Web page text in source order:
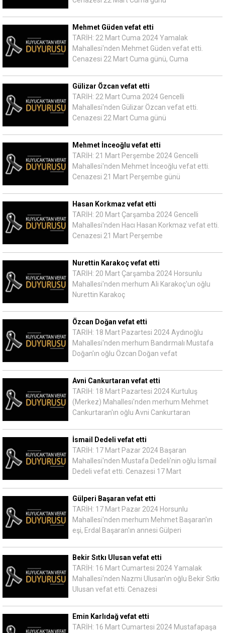
Mehmet Güden vefat etti
TARİH: 22 Mart Cuma 2024 Yamalak
Mahallesi'nden Mehmet Güden vefat etti.
Cenazesi 22 Mart Cuma günü, Cuma
Gülizar Özcan vefat etti
TARİH: 22 Mart Cuma 2024 Gencelli
Mahallesi'nden Gülizar Özcan vefat etti.
Cenazesi 22 Mart Cuma günü
Mehmet İnceoğlu vefat etti
TARİH: 21 Mart Perşembe 2024 Gencelli
Mahallesi'nden Mehmet İnceoğlu vefat etti.
Cenazesi 21 Mart Perşembe günü
Hasan Korkmaz vefat etti
TARİH: 20 Mart Çarşamba 2024 Gencelli
Mahallesi'nden Hacı Hasan Korkmaz vefat etti.
Cenazesi 21 Mart Perşembe
Nurettin Karakoç vefat etti
TARİH: 20 Mart Çarşamba 2024 Horsunlu
Mahallesi'nden merhum Ali Karakoç'un oğlu
Nurettin Karakoç
Özcan Doğan vefat etti
TARİH: 18 Mart Pazartesi 2024 Aydınoğlu
Mahallesi'nden merhum Bandırmalı Mustafa
Doğan'ın oğlu Özcan Doğan vefat
Avni Cankurtaran vefat etti
TARİH: 18 Mart Pazartesi 2024 Kurtuluş
(Merkez) Mahallesi'nden merhum Mehmet
Cankurtaran'ın oğlu Avni Cankurtaran
İsmail Dedeli vefat etti
TARİH: 17 Mart Pazar 2024 Başaran
Mahallesi'nden Mustafa Dedeli'nin oğlu İsmail
Dedeli vefat etti. Cenazesi 17 Mart
Gülperi Başaran vefat etti
TARİH: 17 Mart Pazar 2024 Horsunlu
Mahallesi'nden merhum Mehmet Başaran'ın
eşi, Erdal Başaran'ın annesi Gülperi
Bekir Sıtkı Ulusan vefat etti
TARİH: 16 Mart Cumartesi 2024 Yamalak
Mahallesi'nden Nazmi Ulusan'ın oğlu Bekir Sıtkı
Ulusan vefat etti. Cenazesi
Emin Karlıdağ vefat etti
TARİH: 16 Mart Cumartesi 2024 Mustafapaşa